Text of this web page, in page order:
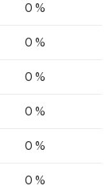
0 %
0 %
0 %
0 %
0 %
0 %